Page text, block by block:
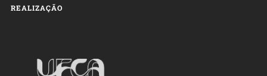
REALIZAÇÃO